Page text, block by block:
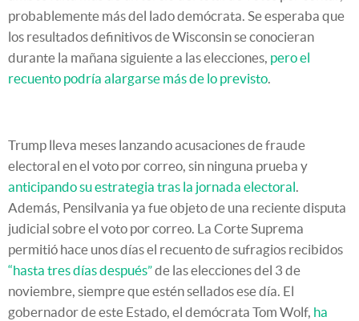
probablemente más del lado demócrata. Se esperaba que
los resultados definitivos de Wisconsin se conocieran
durante la mañana siguiente a las elecciones, pero el
recuento podría alargarse más de lo previsto.
Trump lleva meses lanzando acusaciones de fraude
electoral en el voto por correo, sin ninguna prueba y
anticipando su estrategia tras la jornada electoral.
Además, Pensilvania ya fue objeto de una reciente disputa
judicial sobre el voto por correo. La Corte Suprema
permitió hace unos días el recuento de sufragios recibidos
“hasta tres días después”de las elecciones del 3 de
noviembre, siempre que estén sellados ese día. El
gobernador de este Estado, el demócrata Tom Wolf, ha